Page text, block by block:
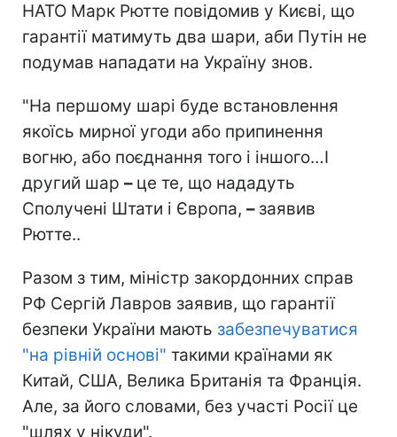
НАТО Марк Рютте повідомив у Києві, що
гарантії матимуть два шари, аби Путін не
подумав нападати на Україну знов.
"На першому шарі буде встановлення
якоїсь мирної угоди або припинення
вогню, або поєднання того і іншого…І
другий шар – це те, що нададуть
Сполучені Штати і Європа, – заявив
Рютте..
Разом з тим, міністр закордонних справ
РФ Сергій Лавров заявив, що гарантії
безпеки України мають забезпечуватися
"на рівній основі" такими країнами як
Китай, США, Велика Британія та Франція.
Але, за його словами, без участі Росії це
"шлях у нікуди".